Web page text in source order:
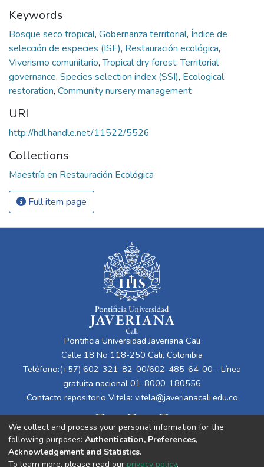
Keywords
Bosque seco tropical, Gobernanza territorial, Índice de
selección de especies (ISE), Restauración ecológica,
Viverismo comunitario,Tropical dry forest,Territorial
governance, Species selection index (SSI), Ecological
restoration, Community nursery management
URI
http://hdl.handle.net/11522/5526
Collections
Maestría en Restauración Ecológica
Full item page
Pontificia Universidad Javeriana Cali
Calle 18 No 118-250 Cali, Colombia
Teléfono:(+57) 602-321-82-00/602-485-64-00 - Línea
gratuita nacional 01-8000-180556
Contacto repositorio Vitela: vitela@javerianacali.edu.co
We collect and process your personal information for the
following purposes: Authentication, Preferences,
Acknowledgement and Statistics.
To learn more, please read our privacy policy.